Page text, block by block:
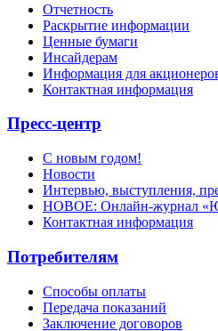
Отчетность
Раскрытие информации
Ценные бумаги
Инсайдерам
Информация для
Контактная информация
Пресс-центр
С новым годом!
Новости
Интервью, выступления,
НОВОЕ: Онлайн-журнал
Контактная информация
Потребителям
Способы оплаты
Передача показаний
Заключение договоров